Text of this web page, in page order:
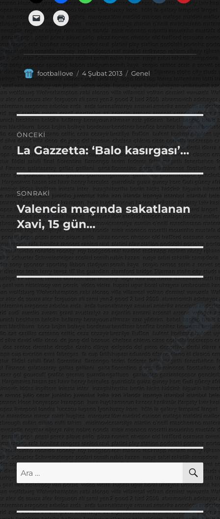
Yazar
footballove
Yayın
tarihi
4 Şubat 2013 Kategoriler
Genel
Yazı
gezinmesi
ÖNCEKI
Önceki
yazı:
La Gazzetta: ‘Balo kasırgası’…
SONRAKI
Sonraki
yazı:
Valencia maçında sakatlanan
Xavi, 15 gün…
Ara: